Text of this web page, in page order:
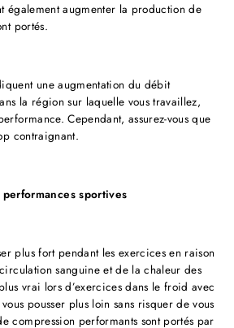
également augmenter la production de
portés.
une augmentation du débit
la région sur laquelle vous travaillez,
Cependant, assurez-vous que
contraignant.
sportives
plus fort pendant les exercices en raison
sanguine et de la chaleur des
plus vrai lors d’exercices dans le froid avec
pousser plus loin sans risquer de vous
compression performants sont portés par